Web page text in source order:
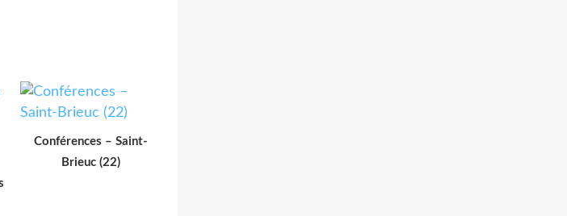
Conférences – Saint-
Brieuc (22)